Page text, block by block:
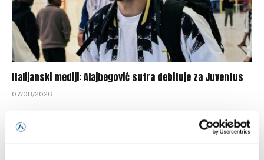
Italijanski mediji: Alajbegović sutra debituje za Juventus
07/08/2026